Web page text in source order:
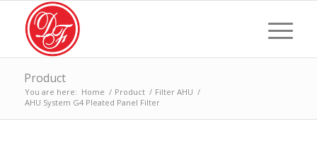
Product
You are here: Home / Product / Filter AHU /
AHU System G4 Pleated Panel Filter